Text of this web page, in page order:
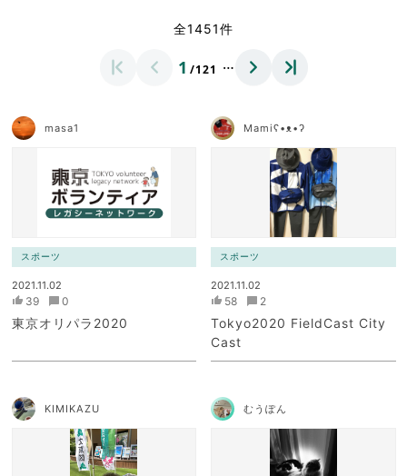
全1451件
1 /121 …
masa1
スポーツ
2021.11.02
39 0
東京オリパラ2020
Mamiʕ•ᴥ•ʔ
スポーツ
2021.11.02
58 2
Tokyo2020 FieldCast City
Cast
KIMIKAZU むうぽん